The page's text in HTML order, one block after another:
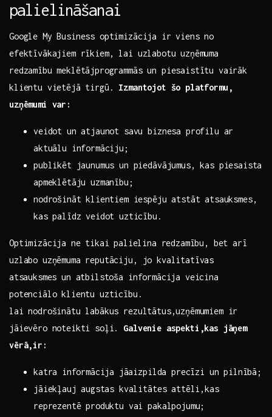
palielināšanai
Google My Business optimizācija ⁤ir viens ‌no
efektīvākajiem rīkiem, lai​ uzlabotu uzņēmuma
redzamību meklētājprogrammās un piesaistītu vairāk
klientu vietējā tirgū. Izmantojot šo platformu,
uzņēmumi var:
veidot un atjaunot savu‍ biznesa profilu ar
aktuālu ​informāciju;
publikēt jaunumus un piedāvājumus, kas piesaista
apmeklētāju uzmanību;
nodrošināt klientiem iespēju atstāt atsauksmes,‌
kas palīdz veidot uzticību.
Optimizācija ⁢ne tikai ⁢palielina redzamību, bet‌ arī
uzlabo uzņēmuma reputāciju, jo kvalitatīvas
⁣atsauksmes un atbilstoša ‍informācija veicina
potenciālo klientu uzticību.
lai nodrošinātu labākus rezultātus,uzņēmumiem ir
jāievēro noteikti soļi. Galvenie aspekti,kas‍ jāņem
vērā,ir:
katra ⁣informācija⁤ jāaizpilda precīzi un pilnībā;
jāiekļauj ⁤augstas kvalitātes attēli,kas
reprezentē produktu​ vai pakalpojumu;